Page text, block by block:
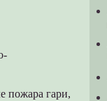
пожара гари,